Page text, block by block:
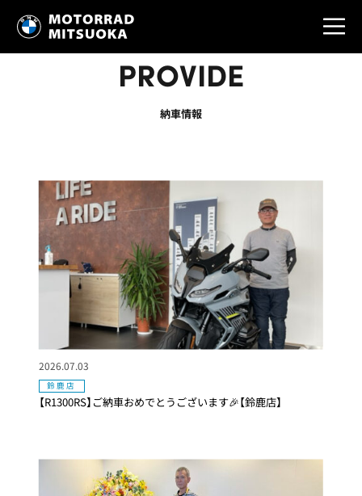
PROVIDE
納車情報
【R1300RS】ご納車おめでとうございます🎉【鈴鹿店】
2026.07.03
鈴鹿店